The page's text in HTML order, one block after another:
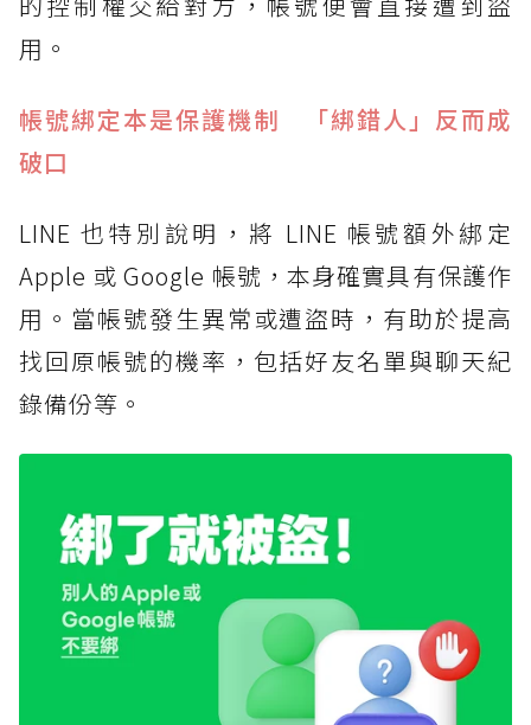
用。
帳號綁定本是保護機制 「綁錯人」反而成
破口
LINE 也特別說明，將 LINE 帳號額外綁定
Apple 或 Google 帳號，本身確實具有保護作
用。當帳號發生異常或遭盜時，有助於提高
找回原帳號的機率，包括好友名單與聊天紀
錄備份等。